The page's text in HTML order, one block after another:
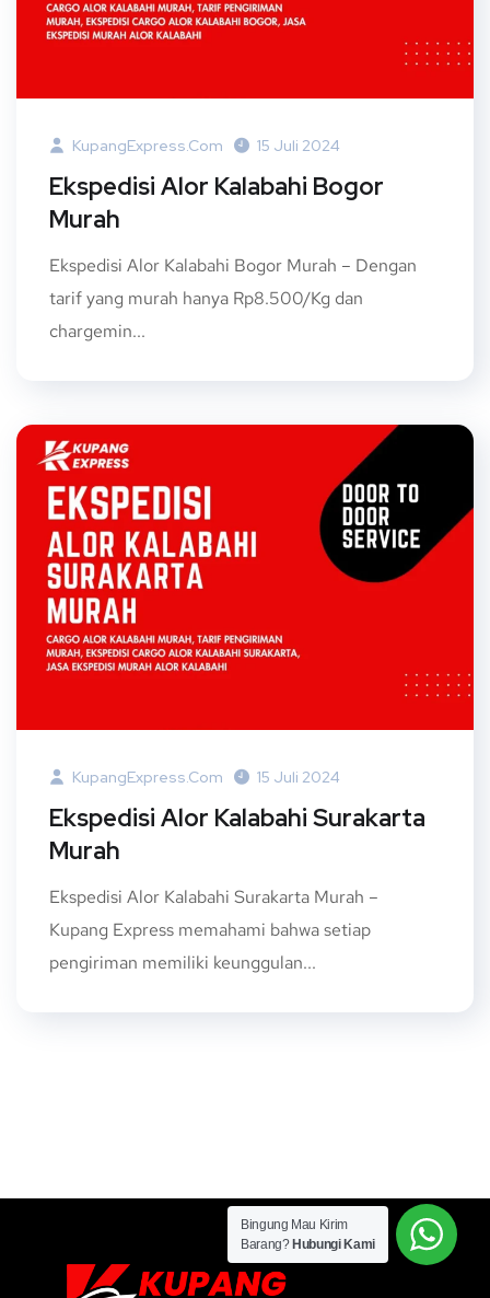
KupangExpress.com 15 Juli 2024
Ekspedisi Alor Kalabahi Bogor
Murah
Ekspedisi Alor Kalabahi Bogor Murah – Dengan
tarif yang murah hanya Rp8.500/Kg dan
chargemin...
KupangExpress.com 15 Juli 2024
Ekspedisi Alor Kalabahi Surakarta
Murah
Ekspedisi Alor Kalabahi Surakarta Murah –
Kupang Express memahami bahwa setiap
pengiriman memiliki keunggulan...
Bingung Mau Kirim
Barang? Hubungi Kami